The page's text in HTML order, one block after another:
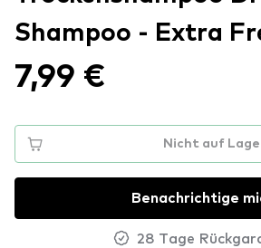
Shampoo - Extra
7,99 €
Nicht auf
Benachrichtige
28 Tage